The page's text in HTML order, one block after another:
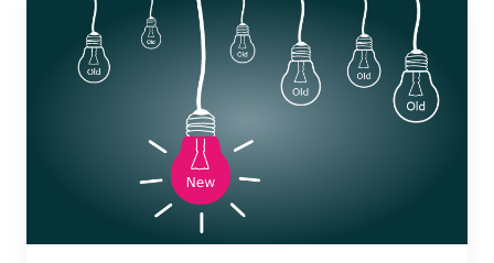
是万里长征的第一步，更重要的是如何解读这些数据
并将它们转化为可操作的洞察力，最终指导我们的行
动，就像一位经验丰富的侦探，需要从蛛丝马迹中找
到破案的关键线索。 首先，你需要对收集到的数据进
行整理和分类，就像整理一个杂乱的房间一样，将物
品分门别类地摆放整齐。例如，你可以将链接按照来
源网站的权威性、链接类型（如文本链接、图片链
接、目录链接等）、锚文本的相关性等进行分类。 清
站审核，Ahrefs 都能帮你轻松搞定，让你在搜索引擎
优化的战场上运筹帷幄，决胜千里。它可以帮助你了
解你的网站在哪些方面需要改进，以及如何更好地优
化你的网站以获得更高的排名和更多的流量。 1. 竞争
对手分析：知己知彼，百战不殆 使用 Ahrefs 的网站
分析功能，只需输入竞争对手的域名，即可全面了解
他们的反向链接情况。你可以分析他们的链接来源、
链接类型、锚文本等等，从中学习他们的成功经验，
并找到可以借鉴的链接建设策略。更重要的是，你可
搜索引擎优化工具，就像找到了一把打开国际市场大
门的金钥匙，能够帮助你的网站在全球范围内获得更
高的曝光率和流量。有效的搜索引擎优化策略可以帮
助你吸引目标用户，提升品牌知名度，最终带来更高
的转化率和收益。 这篇文章将为你揭秘一系列强大且
高效的小语种搜索引擎优化工具。我们会深入探讨每
一种工具的功能和优势，并提供一些实际操作的建
议，帮助你克服语言障碍，精准定位目标用户，让你
的网站在国际竞争中脱颖而出，最终实现业务的蓬勃
发展。做好准备，一起开启小语种搜索引擎优化的奇